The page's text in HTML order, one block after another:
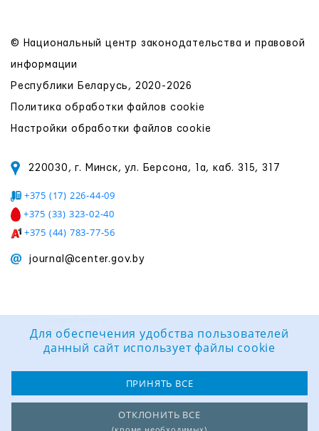
© Национальный центр законодательства и правовой
информации
Республики Беларусь, 2020-2026
Политика обработки файлов cookie
Настройки обработки файлов cookie
220030, г. Минск, ул. Берсона, 1а, каб. 315, 317
+375 (17) 226-44-09
+375 (33) 323-02-40
+375 (44) 783-77-56
journal@center.gov.by
поддержка сайта:
Группа компаний
«ЦВР «ОКТЯБРЬСКИЙ»
Для обеспечения удобства пользователей
данный сайт использует файлы cookie
ПРИНЯТЬ ВСЕ
ОТКЛОНИТЬ ВСЕ